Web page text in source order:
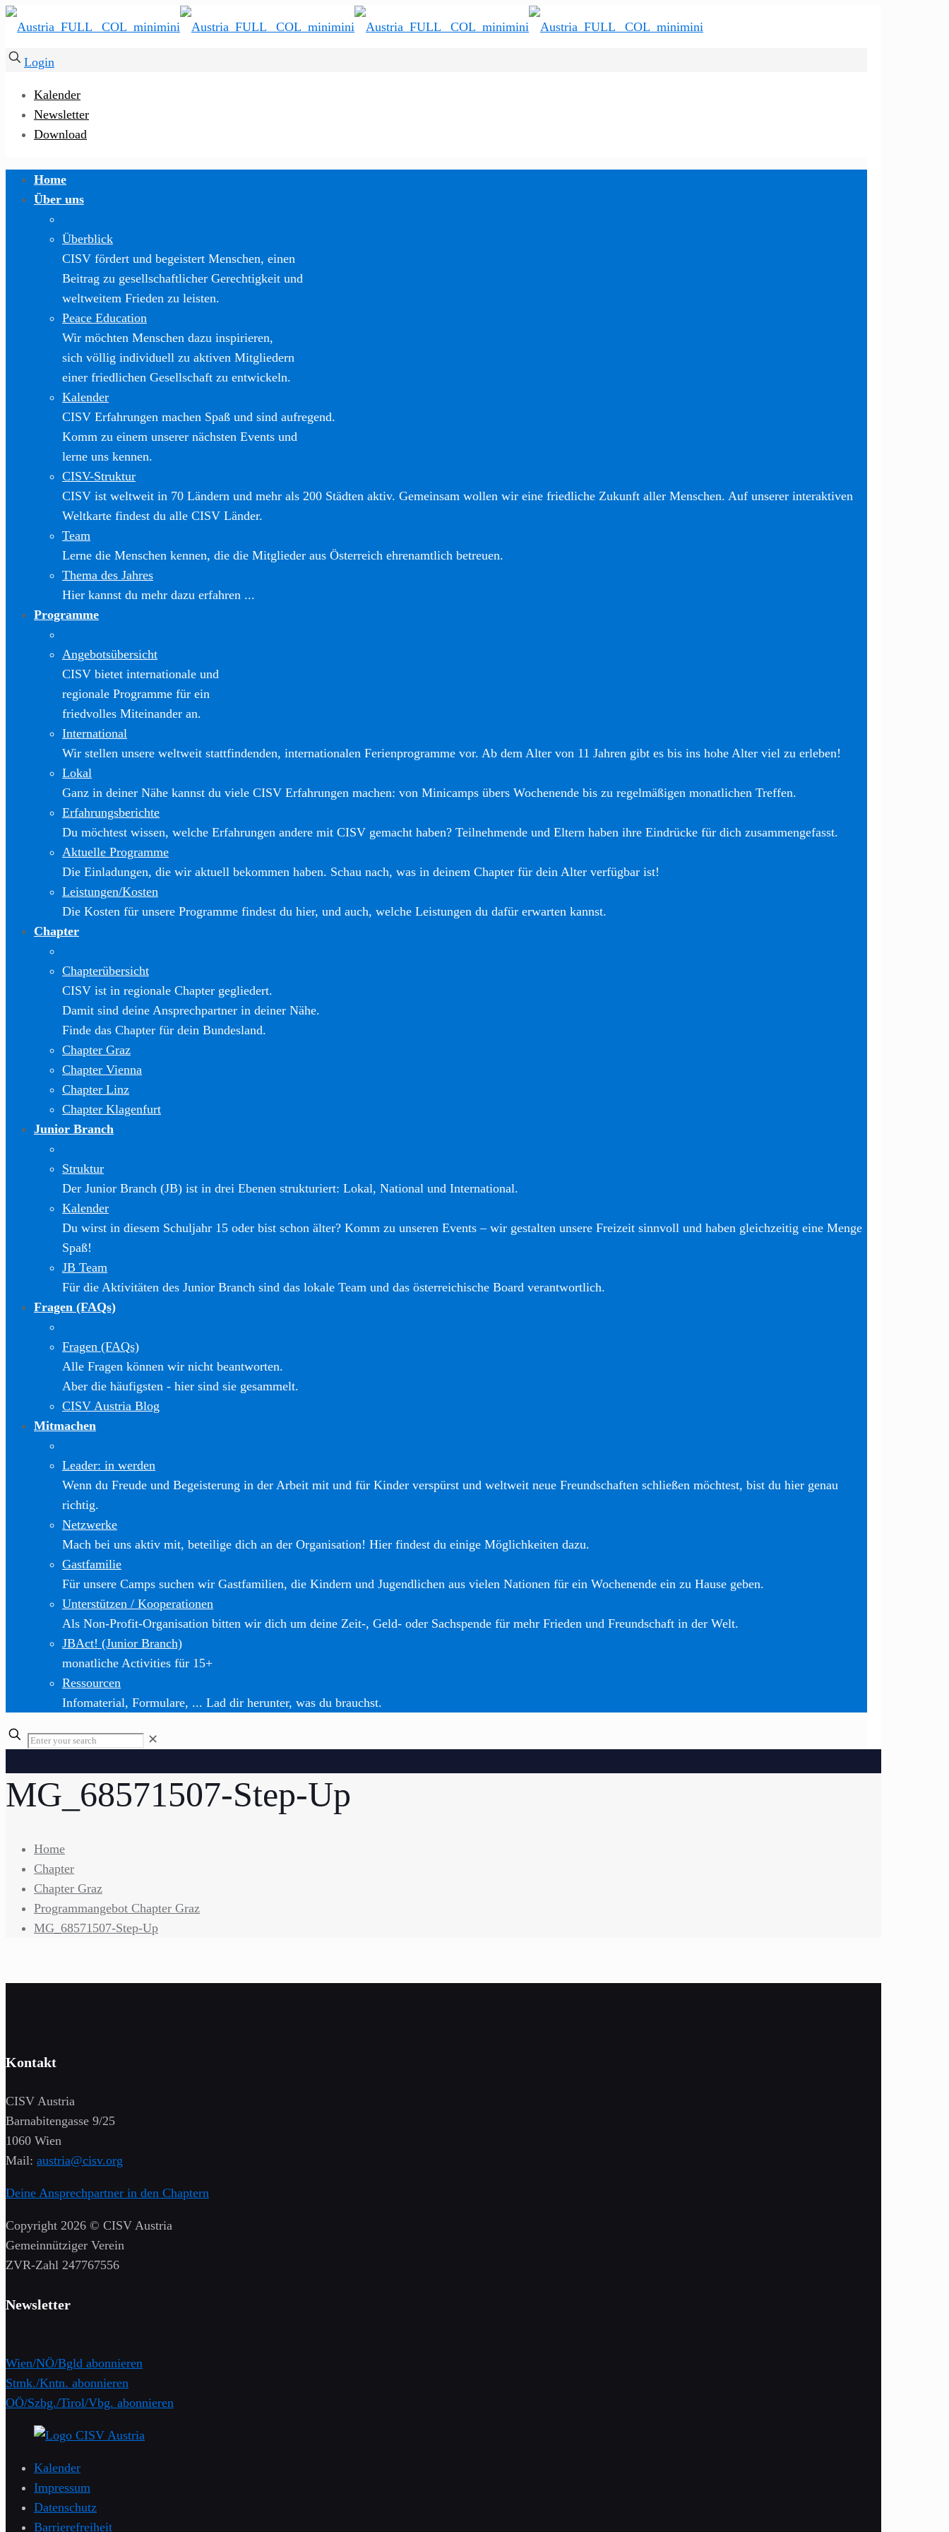
Login
Kalender
Newsletter
Download
Home
Über uns
Überblick
CISV fördert und begeistert Menschen, einen
Beitrag zu gesellschaftlicher Gerechtigkeit und
weltweitem Frieden zu leisten.
Peace Education
Wir möchten Menschen dazu inspirieren,
sich völlig individuell zu aktiven Mitgliedern
einer friedlichen Gesellschaft zu entwickeln.
Kalender
CISV Erfahrungen machen Spaß und sind aufregend.
Komm zu einem unserer nächsten Events und
lerne uns kennen.
CISV-Struktur
CISV ist weltweit in 70 Ländern und mehr als 200 Städten aktiv. Gemeinsam wollen wir eine friedliche Zukunft aller Menschen. Auf unserer interaktiven
Weltkarte findest du alle CISV Länder.
Team
Lerne die Menschen kennen, die die Mitglieder aus Österreich ehrenamtlich betreuen.
Thema des Jahres
Hier kannst du mehr dazu erfahren ...
Programme
Angebotsübersicht
CISV bietet internationale und
regionale Programme für ein
friedvolles Miteinander an.
International
Wir stellen unsere weltweit stattfindenden, internationalen Ferienprogramme vor. Ab dem Alter von 11 Jahren gibt es bis ins hohe Alter viel zu erleben!
Lokal
Ganz in deiner Nähe kannst du viele CISV Erfahrungen machen: von Minicamps übers Wochenende bis zu regelmäßigen monatlichen Treffen.
Erfahrungsberichte
Du möchtest wissen, welche Erfahrungen andere mit CISV gemacht haben? Teilnehmende und Eltern haben ihre Eindrücke für dich zusammengefasst.
Aktuelle Programme
Die Einladungen, die wir aktuell bekommen haben. Schau nach, was in deinem Chapter für dein Alter verfügbar ist!
Leistungen/Kosten
Die Kosten für unsere Programme findest du hier, und auch, welche Leistungen du dafür erwarten kannst.
Chapter
Chapterübersicht
CISV ist in regionale Chapter gegliedert.
Damit sind deine Ansprechpartner in deiner Nähe.
Finde das Chapter für dein Bundesland.
Chapter Graz
Chapter Vienna
Chapter Linz
Chapter Klagenfurt
Junior Branch
Struktur
Der Junior Branch (JB) ist in drei Ebenen strukturiert: Lokal, National und International.
Kalender
Du wirst in diesem Schuljahr 15 oder bist schon älter? Komm zu unseren Events – wir gestalten unsere Freizeit sinnvoll und haben gleichzeitig eine Menge
Spaß!
JB Team
Für die Aktivitäten des Junior Branch sind das lokale Team und das österreichische Board verantwortlich.
Fragen (FAQs)
Fragen (FAQs)
Alle Fragen können wir nicht beantworten.
Aber die häufigsten - hier sind sie gesammelt.
CISV Austria Blog
Mitmachen
Leader: in werden
Wenn du Freude und Begeisterung in der Arbeit mit und für Kinder verspürst und weltweit neue Freundschaften schließen möchtest, bist du hier genau
richtig.
Netzwerke
Mach bei uns aktiv mit, beteilige dich an der Organisation! Hier findest du einige Möglichkeiten dazu.
Gastfamilie
Für unsere Camps suchen wir Gastfamilien, die Kindern und Jugendlichen aus vielen Nationen für ein Wochenende ein zu Hause geben.
Unterstützen / Kooperationen
Als Non-Profit-Organisation bitten wir dich um deine Zeit-, Geld- oder Sachspende für mehr Frieden und Freundschaft in der Welt.
JBAct! (Junior Branch)
monatliche Activities für 15+
Ressourcen
Infomaterial, Formulare, ... Lad dir herunter, was du brauchst.
✕
MG_68571507-Step-Up
Home
Chapter
Chapter Graz
Programmangebot Chapter Graz
MG_68571507-Step-Up
Kontakt
CISV Austria
Barnabitengasse 9/25
1060 Wien
Mail: austria@cisv.org
Deine Ansprechpartner in den Chaptern
Copyright 2026 © CISV Austria
Gemeinnütziger Verein
​ZVR-Zahl 247767556
Newsletter
Wien/NÖ/Bgld abonnieren
Stmk./Kntn. abonnieren
OÖ/Szbg./Tirol/Vbg. abonnieren
Kalender
Impressum
Datenschutz
Barrierefreiheit